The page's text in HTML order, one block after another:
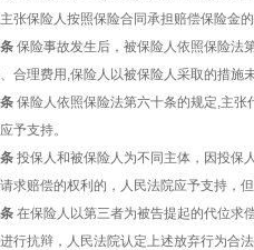
张保险人按照保险合同承担赔偿保险金
保险事故发生后，被保险人依照保险法
合理费用,保险人以被保险人采取的措施
保险人依照保险法第六十条的规定,主张
予支持。
投保人和被保险人为不同主体，因投保
求赔偿的权利的，人民法院应予支持，
在保险人以第三者为被告提起的代位求
行抗辩，人民法院认定上述放弃行为合